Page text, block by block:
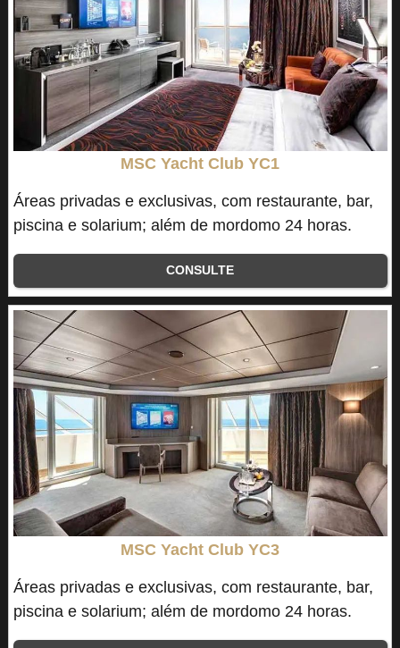
MSC Yacht Club YC1
Áreas privadas e exclusivas, com restaurante, bar,
piscina e solarium; além de mordomo 24 horas.
CONSULTE
MSC Yacht Club YC3
Áreas privadas e exclusivas, com restaurante, bar,
piscina e solarium; além de mordomo 24 horas.